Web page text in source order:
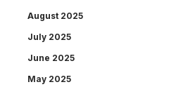
August 2025
July 2025
June 2025
May 2025